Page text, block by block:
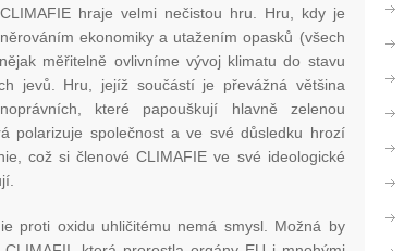
hraje velmi nečistou hru. Hru, kdy je
ekonomiky a utažením opasků (všech
měřitelně ovlivníme vývoj klimatu do stavu
jevů. Hru, jejíž součástí je převážná většina
které papouškují hlavně zelenou
polarizuje společnost a ve své důsledku hrozí
což si členové CLIMAFIE ve své ideologické
proti oxidu uhličitému nemá smysl. Možná by